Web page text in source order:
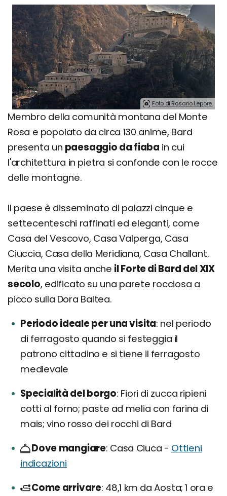
Foto di Rosario Lepore.
Membro della comunità montana del Monte
Rosa e popolato da circa 130 anime, Bard
presenta un paesaggio da fiaba in cui
l'architettura in pietra si confonde con le rocce
delle montagne.
Il paese è disseminato di palazzi cinque e
settecenteschi raffinati ed eleganti, come
Casa del Vescovo, Casa Valperga, Casa
Ciuccia, Casa della Meridiana, Casa Challant.
Merita una visita anche il Forte di Bard del XIX
secolo, edificato su una parete rocciosa a
picco sulla Dora Baltea.
Periodo ideale per una visita nel periodo
di ferragosto quando si festeggia il
patrono cittadino e si tiene il ferragosto
medievale
Specialità del borgo Fiori di zucca ripieni
cotti al forno; paste ad melia con farina di
mais; vino rosso dei rocchi di Bard
Dove mangiare Casa Ciuca - Ottieni
indicazioni
Come arrivare 48,1 km da Aosta; 1 ora e